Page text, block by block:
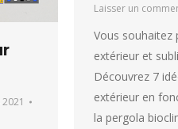
Laisser un
Vous souhaitez
extérieur et
Découvrez 7
extérieur en
la pergola